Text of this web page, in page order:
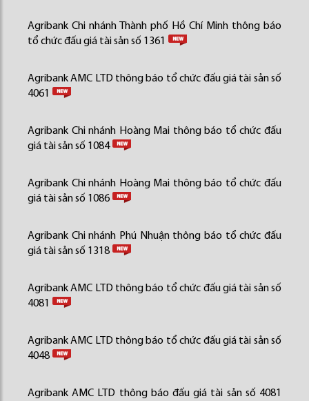
Agribank Chi nhánh Thành phố Hồ Chí Minh thông báo
tổ chức đấu giá tài sản số 1361
Agribank AMC LTD thông báo tổ chức đấu giá tài sản số
4061
Agribank Chi nhánh Hoàng Mai thông báo tổ chức đấu
giá tài sản số 1084
Agribank Chi nhánh Hoàng Mai thông báo tổ chức đấu
giá tài sản số 1086
Agribank Chi nhánh Phú Nhuận thông báo tổ chức đấu
giá tài sản số 1318
Agribank AMC LTD thông báo tổ chức đấu giá tài sản số
4081
Agribank AMC LTD thông báo tổ chức đấu giá tài sản số
4048
Agribank AMC LTD thông báo đấu giá tài sản số 4081